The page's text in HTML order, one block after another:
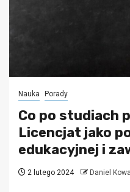
Nauka Porady
Co po studiach
Licencjat jako
edukacyjnej i
2 lutego 2024 Daniel